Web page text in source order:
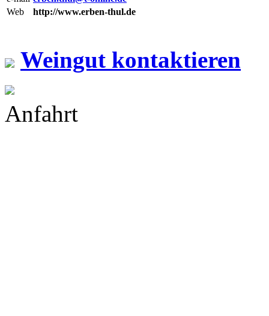
Web
http://www.erben-thul.de
Weingut kontaktieren
Anfahrt